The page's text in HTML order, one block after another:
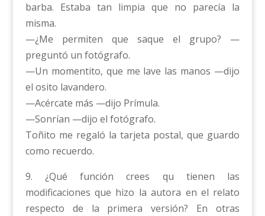
barba. Estaba tan limpia que no parecía la
misma.
—¿Me permiten que saque el grupo? —
preguntó un fotógrafo.
—Un momentito, que me lave las manos —dijo
el osito lavandero.
—Acércate más —dijo Prímula.
—Sonrían —dijo el fotógrafo.
Toñito me regaló la tarjeta postal, que guardo
como recuerdo.
9. ¿Qué función crees qu tienen las
modificaciones que hizo la autora en el relato
respecto de la primera versión? En otras